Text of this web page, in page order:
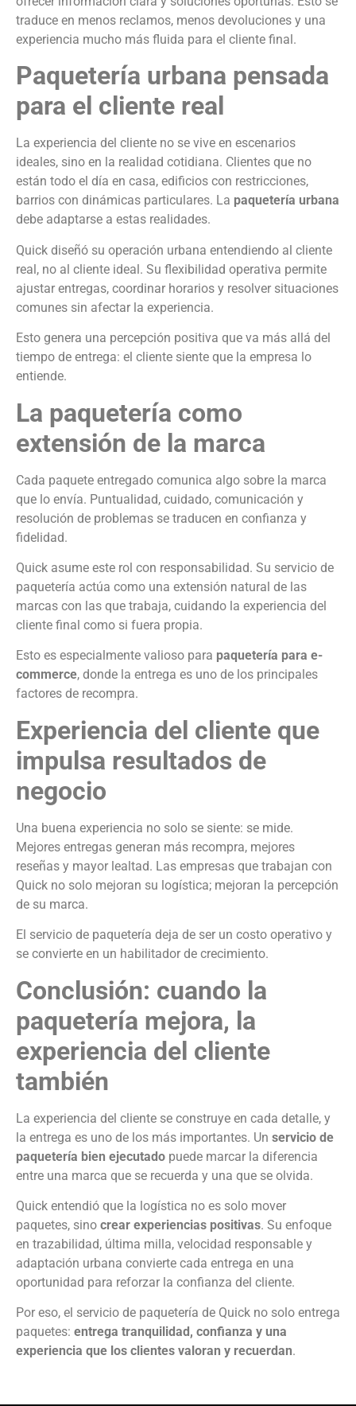
traduce en menos reclamos, menos devoluciones y una
experiencia mucho más fluida para el cliente final.
Paquetería urbana pensada
para el cliente real
La experiencia del cliente no se vive en escenarios
ideales, sino en la realidad cotidiana. Clientes que no
están todo el día en casa, edificios con restricciones,
barrios con dinámicas particulares. La paquetería urbana
debe adaptarse a estas realidades.
Quick diseñó su operación urbana entendiendo al cliente
real, no al cliente ideal. Su flexibilidad operativa permite
ajustar entregas, coordinar horarios y resolver situaciones
comunes sin afectar la experiencia.
Esto genera una percepción positiva que va más allá del
tiempo de entrega: el cliente siente que la empresa lo
entiende.
La paquetería como
extensión de la marca
Cada paquete entregado comunica algo sobre la marca
que lo envía. Puntualidad, cuidado, comunicación y
resolución de problemas se traducen en confianza y
fidelidad.
Quick asume este rol con responsabilidad. Su servicio de
paquetería actúa como una extensión natural de las
marcas con las que trabaja, cuidando la experiencia del
cliente final como si fuera propia.
Esto es especialmente valioso para paquetería para e-
commerce, donde la entrega es uno de los principales
factores de recompra.
Experiencia del cliente que
impulsa resultados de
negocio
Una buena experiencia no solo se siente: se mide.
Mejores entregas generan más recompra, mejores
reseñas y mayor lealtad. Las empresas que trabajan con
Quick no solo mejoran su logística; mejoran la percepción
de su marca.
El servicio de paquetería deja de ser un costo operativo y
se convierte en un habilitador de crecimiento.
Conclusión: cuando la
paquetería mejora, la
experiencia del cliente
también
La experiencia del cliente se construye en cada detalle, y
la entrega es uno de los más importantes. Un servicio de
paquetería bien ejecutado puede marcar la diferencia
entre una marca que se recuerda y una que se olvida.
Quick entendió que la logística no es solo mover
paquetes, sino crear experiencias positivas. Su enfoque
en trazabilidad, última milla, velocidad responsable y
adaptación urbana convierte cada entrega en una
oportunidad para reforzar la confianza del cliente.
Por eso, el servicio de paquetería de Quick no solo entrega
paquetes: entrega tranquilidad, confianza y una
experiencia que los clientes valoran y recuerdan.